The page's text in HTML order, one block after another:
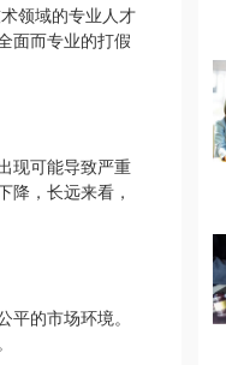
领域的专业人才
面而专业的打假
现可能导致严重
降，长远来看，
的市场环境。